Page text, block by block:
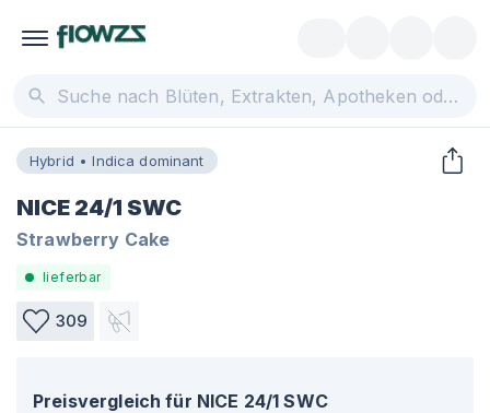
Hybrid • Indica dominant
NICE 24/1 SWC
Strawberry Cake
lieferbar
309
Preisvergleich für NICE 24/1 SWC